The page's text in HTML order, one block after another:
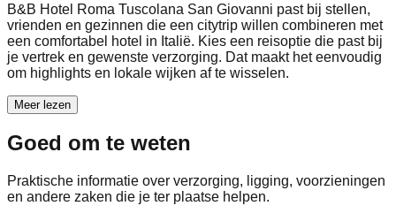
B&B Hotel Roma Tuscolana San Giovanni past bij stellen,
vrienden en gezinnen die een citytrip willen combineren met
een comfortabel hotel in Italië. Kies een reisoptie die past bij
je vertrek en gewenste verzorging. Dat maakt het eenvoudig
om highlights en lokale wijken af te wisselen.
Meer lezen
Goed om te weten
Praktische informatie over verzorging, ligging, voorzieningen
en andere zaken die je ter plaatse helpen.